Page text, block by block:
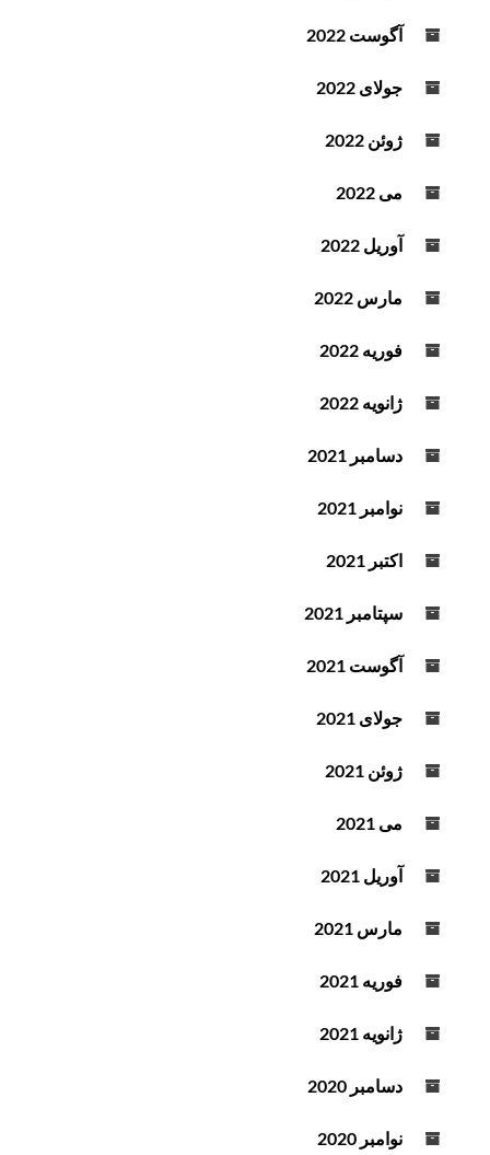
آگوست 2022
جولای 2022
ژوئن 2022
می 2022
آوریل 2022
مارس 2022
فوریه 2022
ژانویه 2022
دسامبر 2021
نوامبر 2021
اکتبر 2021
سپتامبر 2021
آگوست 2021
جولای 2021
ژوئن 2021
می 2021
آوریل 2021
مارس 2021
فوریه 2021
ژانویه 2021
دسامبر 2020
نوامبر 2020